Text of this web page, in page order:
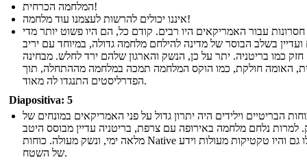
המלחמה הכרחית!
איננו יכולים להרשות לעצמנו עוד מלחמה!
חסרונות עבור האמריקאים היו רבים. קודם כל, הם היו פשוט יותר מדי
ועדיין בשלב הבוסר של מדינה להילחם מלחמה גדולה, במיוחד עם יריב
חזק כמו בריטניה. יתר על כן, הנשק והארגון שלהם ירד לחלש. מבחינה
האומה חולקת, כמו הוקס המלחמה תמכה במלחמה מההתחלה, תוך
הפדרליסטים התנגדו לה מאוד.
Diapositiva: 5
הבריטיים וילידים היה יתרון גדול על פני האמריקאים במונחים של
למרות נלחם מלחמה באירופה עם צרפת, בריטניה עדיין מבוסס היטב
מלאה ימי, ונשק מעולה. כוחות Native הובלו גם והיו טקטיקות מעולות וידע
של השטח.